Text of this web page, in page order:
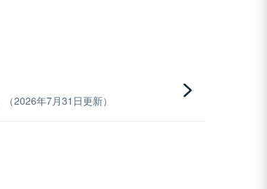
2026年7月31日更新）